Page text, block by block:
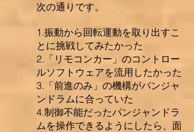
次の通りです。
1.振動から回転運動を取り出すこ
とに挑戦してみたかった
2.「リモコンカー」のコントロー
ルソフトウェアを流用したかった
3.「前進のみ」の機構がパンジャ
ンドラムに合っていた
4.制御不能だったパンジャンドラ
ムを操作できるようにしたら、面